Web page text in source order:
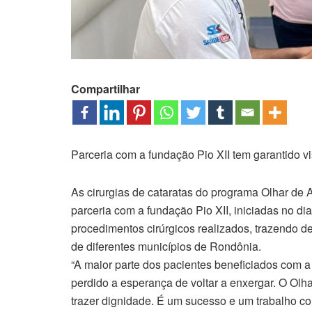
Compartilhar
Parceria com a fundação Pio XII tem garantido
As cirurgias de cataratas do programa Olhar
parceria com a fundação Pio XII, iniciadas no
procedimentos cirúrgicos realizados, trazendo
de diferentes municípios de Rondônia.
“A maior parte dos pacientes beneficiados com
perdido a esperança de voltar a enxergar. O
trazer dignidade. É um sucesso e um trabalho